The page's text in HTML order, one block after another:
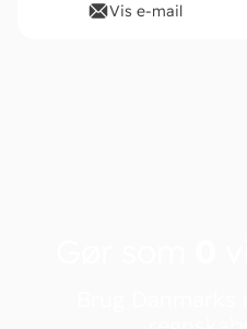
Vis e-mail